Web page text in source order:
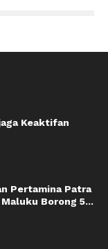
Keaktifan
Pertamina Patra
Borong 5...